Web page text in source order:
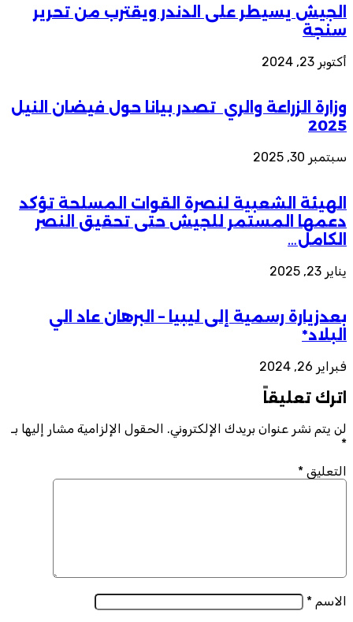
الجيش يسيطر على الدندر ويقترب من تحرير
سنجة
أكتوبر 23, 2024
وزارة الزراعة والري تصدر بيانا حول فيضان النيل
2025
سبتمبر 30, 2025
الهيئة الشعبية لنصرة القوات المسلحة تؤكد
دعمها المستمر للجيش حتى تحقيق النصر
الكامل…
يناير 23, 2025
بعدزيارة رسمية إلى ليبيا – البرهان عاد الي
البلاد*
فبراير 26, 2024
اترك تعليقاً
لن يتم نشر عنوان بريدك الإلكتروني.
الحقول الإلزامية مشار إليها بـ
*
التعليق *
الاسم *